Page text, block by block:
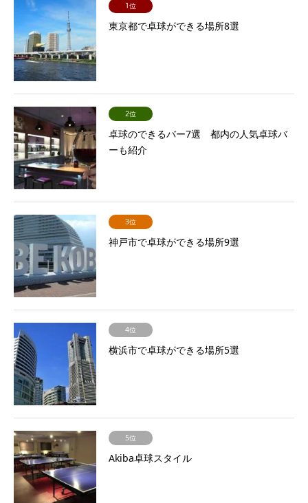
1位
東京都で卓球ができる場所8選
2位
卓球のできるバー7選 都内の人気卓球バ
ーも紹介
3位
神戸市で卓球ができる場所9選
4位
横浜市で卓球ができる場所5選
5位
Akiba卓球スタイル